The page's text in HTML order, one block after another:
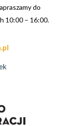
do
10:00 – 16:00.